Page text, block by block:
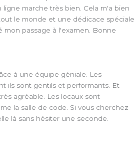
marche très bien. Cela m'a bien
le monde et une dédicace spéciale
mon passage à l'examen. Bonne
à une équipe géniale. Les
ils sont gentils et performants. Et
agréable. Les locaux sont
la salle de code. Si vous cherchez
là sans hésiter une seconde.